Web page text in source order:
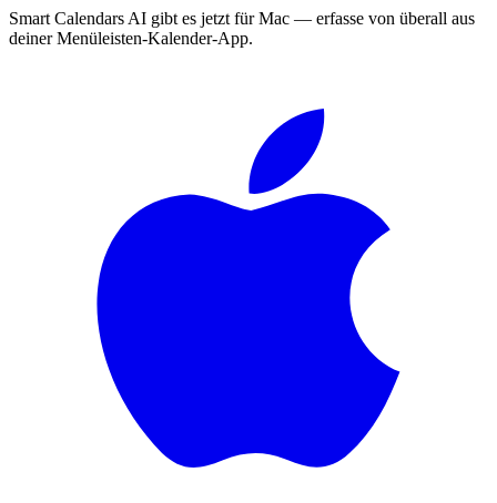
Smart Calendars AI gibt es jetzt für Mac — erfasse von überall aus
deiner Menüleisten-Kalender-App.